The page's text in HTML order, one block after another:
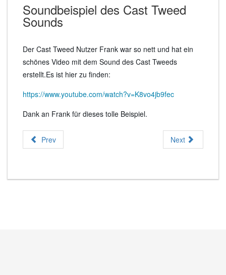
Soundbeispiel des Cast Tweed
Sounds
Der Cast Tweed Nutzer Frank war so nett und hat ein
schönes Video mit dem Sound des Cast Tweeds
erstellt.Es ist hier zu finden:
https://www.youtube.com/watch?v=K8vo4jb9fec
Dank an Frank für dieses tolle Beispiel.
Prev Next